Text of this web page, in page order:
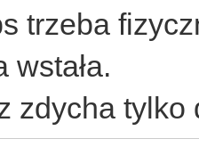
trzeba
wstała.
zdycha tylko